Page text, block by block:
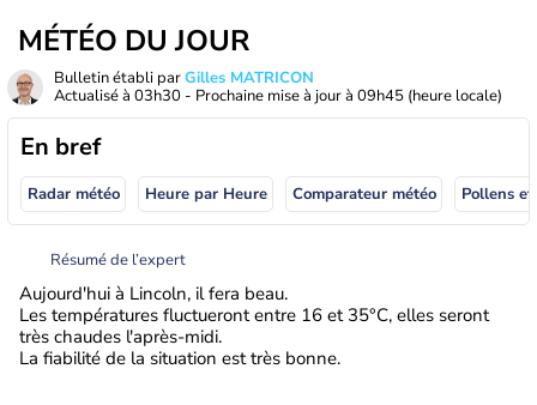
MÉTÉO DU JOUR
Bulletin établi parGilles MATRICON
Actualisé à 03h30 - Prochaine mise à jour à 09h45 (heure locale)
En bref
Radar météo Heure par Heure Comparateur météo Pollens
Résumé de l’expert
Aujourd'hui à Lincoln, il fera beau.
Les températures fluctueront entre 16 et 35°C, elles seront
très chaudes l'après-midi.
La fiabilité de la situation est très bonne.